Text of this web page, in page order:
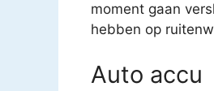
moment gaan
hebben op
Auto accu